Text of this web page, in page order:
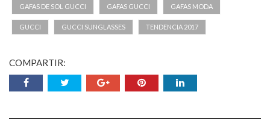
GAFAS DE SOL GUCCI GAFAS GUCCI GAFAS MODA
GUCCI GUCCI SUNGLASSES TENDENCIA 2017
COMPARTIR: